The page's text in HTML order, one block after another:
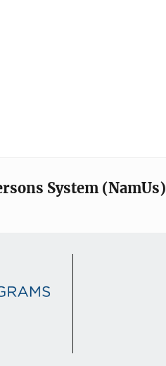
System (NamUs)